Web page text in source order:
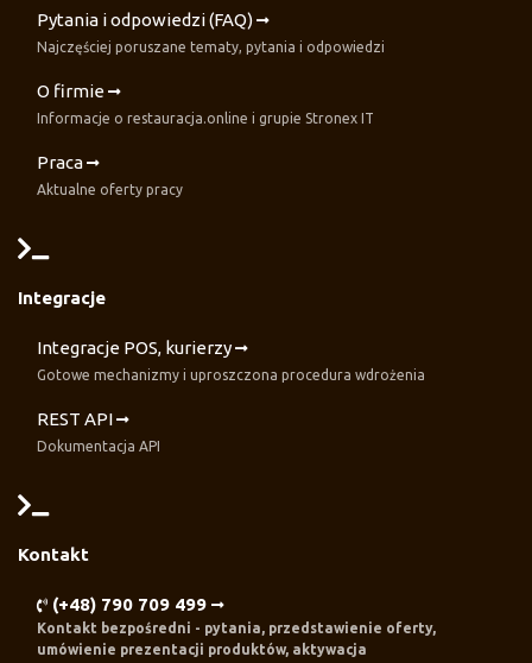
Pytania i odpowiedzi (FAQ)
Najczęściej poruszane tematy, pytania i odpowiedzi
O firmie
Informacje o restauracja.online i grupie Stronex IT
Praca
Aktualne oferty pracy
Integracje
Integracje POS, kurierzy
Gotowe mechanizmy i uproszczona procedura wdrożenia
REST API
Dokumentacja API
Kontakt
(+48) 790 709 499
Kontakt bezpośredni - pytania, przedstawienie oferty,
umówienie prezentacji produktów, aktywacja